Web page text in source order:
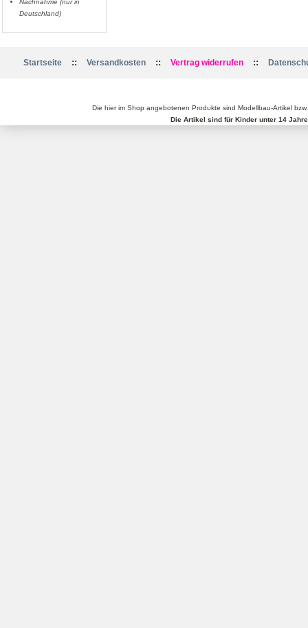
Nachnahme (nur in
Deutschland)
Startseite :: Versandkosten :: Vertrag widerrufen ::
Die hier im Shop angebotenen Produkte sind Modellbau-Artikel
Die Artikel sind für Kinder unter 14